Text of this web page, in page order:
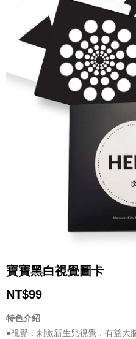
寶寶黑白視覺圖卡
NT$99
特色介紹
●視覺：刺激新生兒視覺，有益大